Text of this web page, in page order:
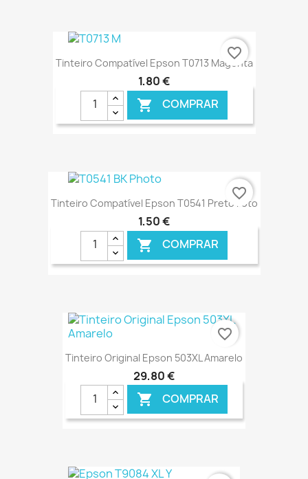
Tinteiro Compatível Epson T0713 Magenta
1,80 €
 COMPRAR
€ ONLINE
favorite_border
Tinteiro Compatível Epson T0541 Preto Foto
1,50 €
 COMPRAR
€ ONLINE
favorite_border
Tinteiro Original Epson 503XL Amarelo
29,80 €
 COMPRAR
favorite_border